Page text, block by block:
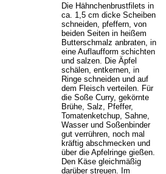
Die Hähnchenbrustfilets in
ca. 1,5 cm dicke Scheiben
schneiden, pfeffern, von
beiden Seiten in heißem
Butterschmalz anbraten, in
eine Auflaufform schichten
und salzen. Die Äpfel
schälen, entkernen, in
Ringe schneiden und auf
dem Fleisch verteilen. Für
die Soße Curry, gekörnte
Brühe, Salz, Pfeffer,
Tomatenketchup, Sahne,
Wasser und Soßenbinder
gut verrühren, noch mal
kräftig abschmecken und
über die Apfelringe gießen.
Den Käse gleichmäßig
darüber streuen. Im